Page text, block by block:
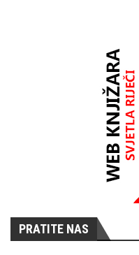
PRATITE NAS